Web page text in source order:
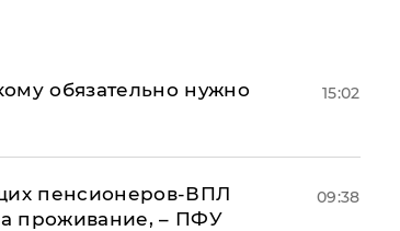
обязательно нужно
15:02
пенсионеров-ВПЛ
проживание, – ПФУ
09:38